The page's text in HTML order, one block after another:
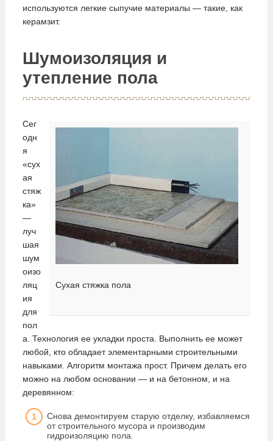
используются легкие сыпучие материалы — такие, как
керамзит.
Шумоизоляция и
утепление пола
Сухая стяжка пола
Сег
одн
я
«сух
ая
стяж
ка»
—
луч
шая
шум
оизо
ляц
ия
для
пол
а. Технология ее укладки проста. Выполнить ее может
любой, кто обладает элементарными строительными
навыками. Алгоритм монтажа прост. Причем делать его
можно на любом основании — и на бетонном, и на
деревянном:
Снова демонтируем старую отделку, избавляемся
от строительного мусора и производим
гидроизоляцию пола.